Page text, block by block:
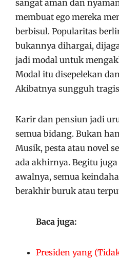
sangat aman dan
membuat ego mereka
berbisul. Popularitas
bukannya dihargai,
jadi modal untuk
Modal itu disepelekan
Akibatnya sungguh
Karir dan pensiun jadi
semua bidang. Bukan
Musik, pesta atau novel
ada akhirnya. Begitu
awalnya, semua
berakhir buruk atau
Baca juga:
Presiden yang